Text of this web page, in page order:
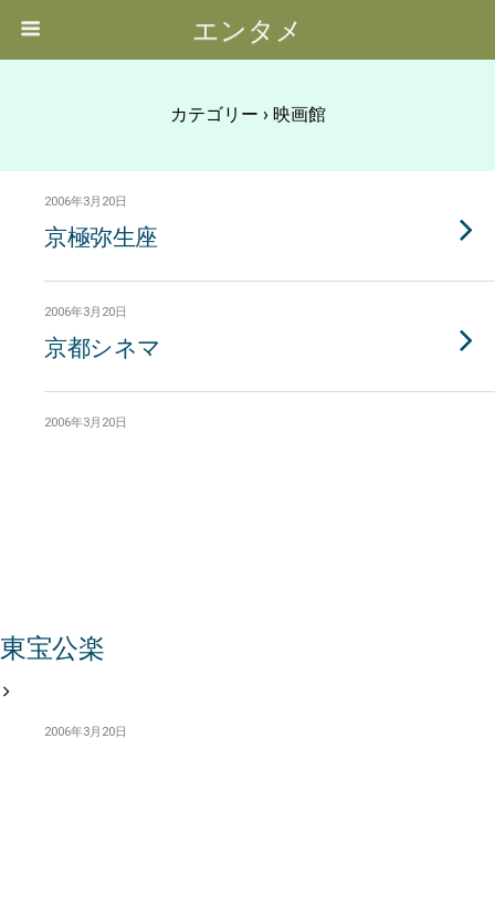
エンタメ
カテゴリー › 映画館
2006年3月20日
京極弥生座
2006年3月20日
京都シネマ
2006年3月20日
東宝公楽
2006年3月20日